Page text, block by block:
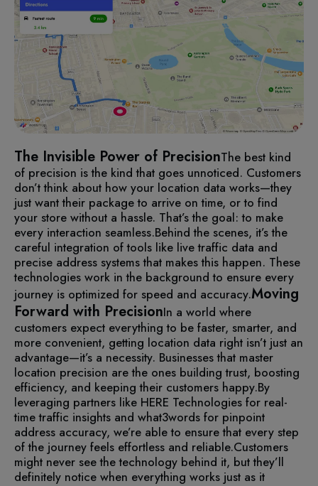
The Invisible Power of PrecisionThe best kind
of precision is the kind that goes unnoticed. Customers
don’t think about how your location data works—they
just want their package to arrive on time, or to find
your store without a hassle. That’s the goal: to make
every interaction seamless.Behind the scenes, it’s the
careful integration of tools like live traffic data and
precise address systems that makes this happen. These
technologies work in the background to ensure every
journey is optimized for speed and accuracy.Moving
Forward with PrecisionIn a world where
customers expect everything to be faster, smarter, and
more convenient, getting location data right isn’t just an
advantage—it’s a necessity. Businesses that master
location precision are the ones building trust, boosting
efficiency, and keeping their customers happy.By
leveraging partners like HERE Technologies for real-
time traffic insights and what3words for pinpoint
address accuracy, we’re able to ensure that every step
of the journey feels effortless and reliable.Customers
might never see the technology behind it, but they’ll
definitely notice when everything works just as it